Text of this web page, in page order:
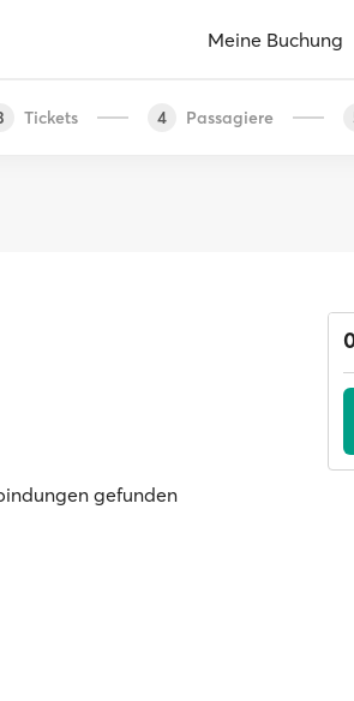
Meine Buchung
Tickets 4 Passagiere
gefunden